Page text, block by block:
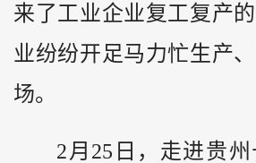
来了工业企业复工复产
业纷纷开足马力忙生产
场。
2月25日，走进贵州